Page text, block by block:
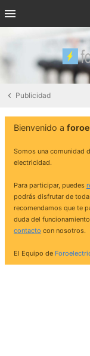
Publicidad
Bienvenido a
Somos una comunidad
electricidad.
Para participar, puedes
podrás disfrutar de
recomendamos que te
duda del
contacto con nosotros.
El Equipo de